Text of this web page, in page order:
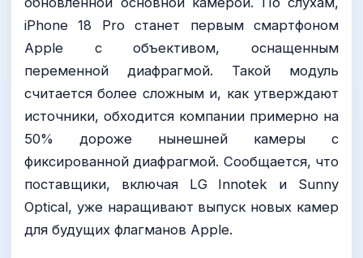
iPhone 18 Pro станет первым смартфоном
Apple с объективом, оснащенным
переменной диафрагмой. Такой модуль
считается более сложным и, как утверждают
источники, обходится компании примерно на
50% дороже нынешней камеры с
фиксированной диафрагмой. Сообщается, что
поставщики, включая LG Innotek и Sunny
Optical, уже наращивают выпуск новых камер
для будущих флагманов Apple.